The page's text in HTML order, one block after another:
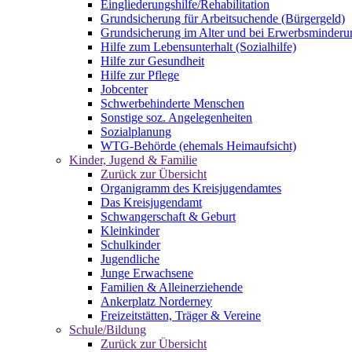
Eingliederungshilfe/Rehabilitation
Grundsicherung für Arbeitsuchende (Bürgergeld)
Grundsicherung im Alter und bei
Hilfe zum Lebensunterhalt (Sozialhilfe)
Hilfe zur Gesundheit
Hilfe zur Pflege
Jobcenter
Schwerbehinderte Menschen
Sonstige soz. Angelegenheiten
Sozialplanung
WTG-Behörde (ehemals Heimaufsicht)
Kinder, Jugend & Familie
Zurück zur Übersicht
Organigramm des Kreisjugendamtes
Das Kreisjugendamt
Schwangerschaft & Geburt
Kleinkinder
Schulkinder
Jugendliche
Junge Erwachsene
Familien & Alleinerziehende
Ankerplatz Norderney
Freizeitstätten, Träger & Vereine
Schule/Bildung
Zurück zur Übersicht